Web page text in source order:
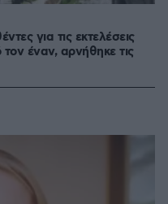
για τις εκτελέσεις
έναν, αρνήθηκε τις